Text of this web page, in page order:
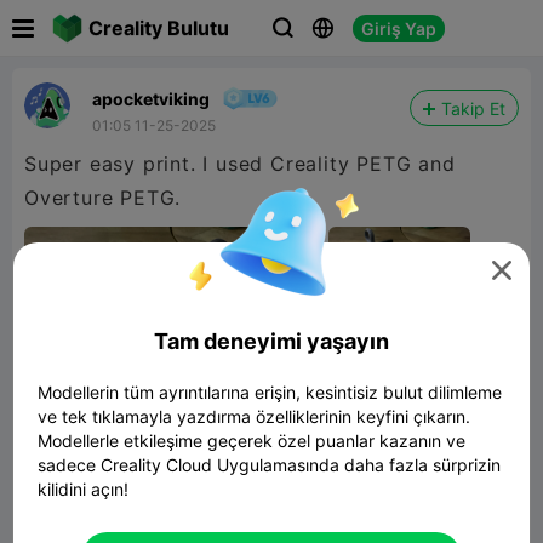
Creality Bulutu   Giriş Yap
apocketviking
01:05 11-25-2025
Takip Et
Super easy print. I used Creality PETG and
Overture PETG.

Tam deneyimi yaşayın
Modellerin tüm ayrıntılarına erişin, kesintisiz bulut dilimleme
ve tek tıklamayla yazdırma özelliklerinin keyfini çıkarın.
Modellerle etkileşime geçerek özel puanlar kazanın ve
sadece Creality Cloud Uygulamasında daha fazla sürprizin
kilidini açın!